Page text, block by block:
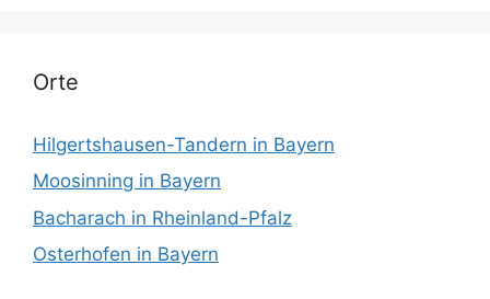
Orte
Hilgertshausen-Tandern in Bayern
Moosinning in Bayern
Bacharach in Rheinland-Pfalz
Osterhofen in Bayern